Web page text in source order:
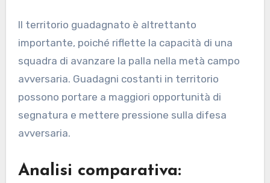
Il territorio guadagnato è altrettanto
importante, poiché riflette la capacità di una
squadra di avanzare la palla nella metà campo
avversaria. Guadagni costanti in territorio
possono portare a maggiori opportunità di
segnatura e mettere pressione sulla difesa
avversaria.
Analisi comparativa: